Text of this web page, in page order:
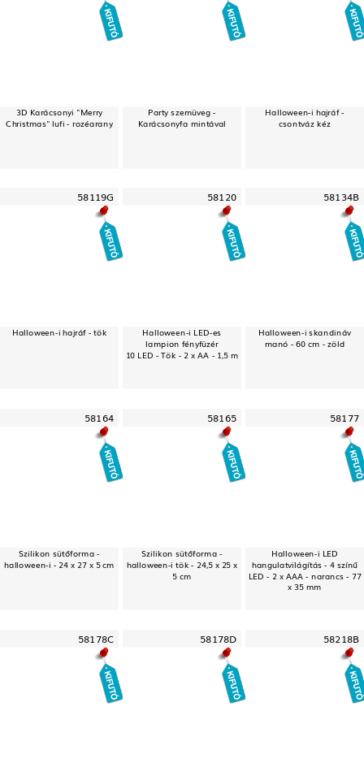
3D Karácsonyi "Merry
Christmas" lufi - rozéarany
Party szemüveg -
Karácsonyfa mintával
Halloween-i hajráf -
csontváz kéz
58119G
Halloween-i hajráf - tök
58120
Halloween-i LED-es
lampion fényfüzér
10 LED - Tök - 2 x AA - 1,5 m
58134B
Halloween-i skandináv
manó - 60 cm - zöld
58164
Szilikon sütőforma -
halloween-i - 24 x 27 x 5 cm
58165
Szilikon sütőforma -
halloween-i tök - 24,5 x 25 x
5 cm
58177
Halloween-i LED
hangulatvilágítás - 4 színű
LED - 2 x AAA - narancs - 77
x 35 mm
58178C 58178D 58218B